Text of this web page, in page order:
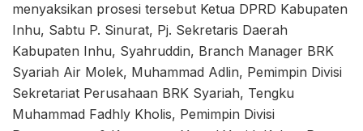
menyaksikan prosesi tersebut Ketua DPRD Kabupaten
Inhu, Sabtu P. Sinurat, Pj. Sekretaris Daerah
Kabupaten Inhu, Syahruddin, Branch Manager BRK
Syariah Air Molek, Muhammad Adlin, Pemimpin Divisi
Sekretariat Perusahaan BRK Syariah, Tengku
Muhammad Fadhly Kholis, Pemimpin Divisi